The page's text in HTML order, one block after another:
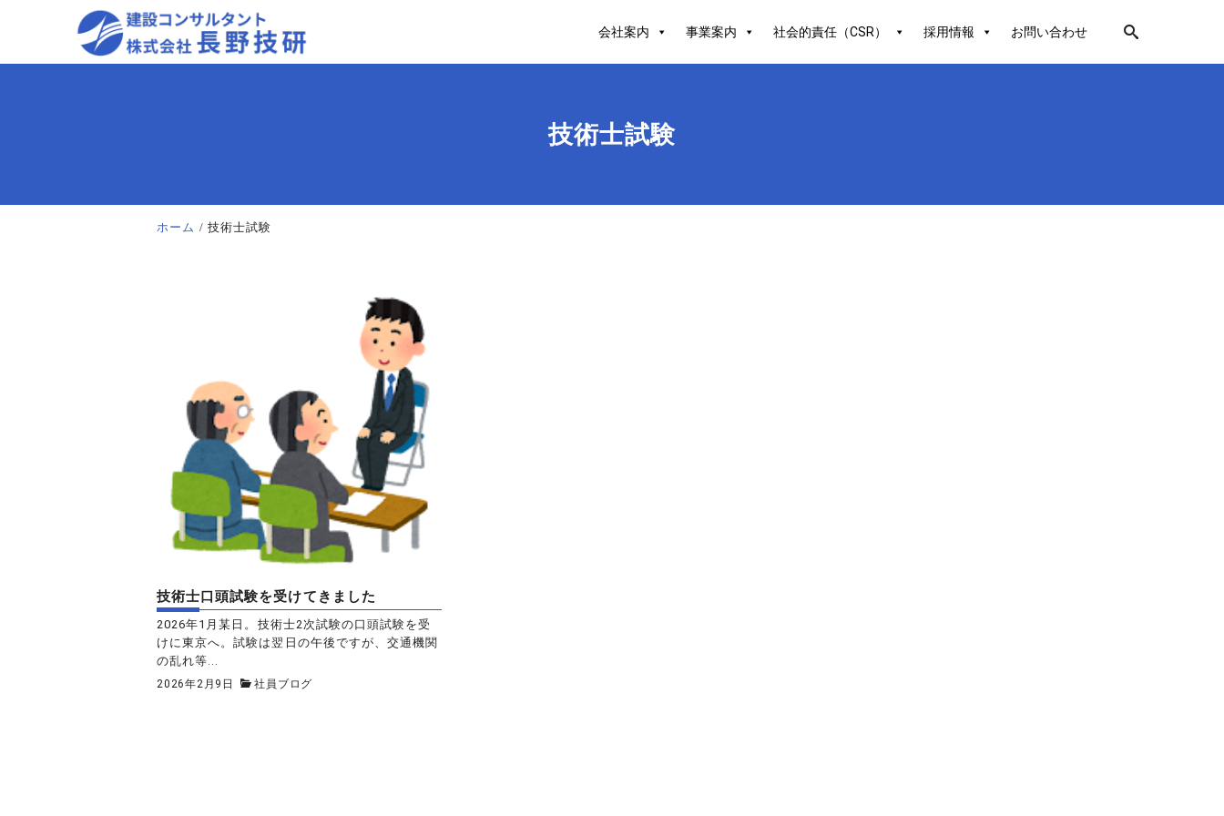
会社案内 事業案内 社会的責任（CSR） 採用情報 お問い合わせ
技術士試験
ホーム 技術士試験
技術士口頭試験を受けてきました
2026年1月某日。技術士2次試験の口頭試験を受
けに東京へ。試験は翌日の午後ですが、交通機関
の乱れ等...
2026年2月9日 社員ブログ